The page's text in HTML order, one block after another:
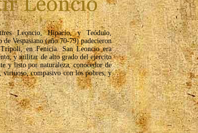
Leoncio, Hipacio, y Teódulo,
Vespasiano (año 70-79) padecieron
en Fenicia. San Leoncio era
y militar de alto grado del ejercito
y listo por naturaleza, conocedor de
virtuoso, compasivo con los pobres, y